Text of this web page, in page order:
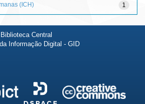
1
(ICH)
Central
Informação Digital - GID